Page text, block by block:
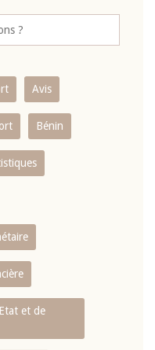
Avis
Bénin
et de